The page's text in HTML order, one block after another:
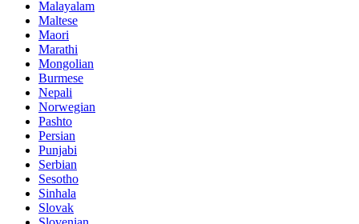
Malayalam
Maltese
Maori
Marathi
Mongolian
Burmese
Nepali
Norwegian
Pashto
Persian
Punjabi
Serbian
Sesotho
Sinhala
Slovak